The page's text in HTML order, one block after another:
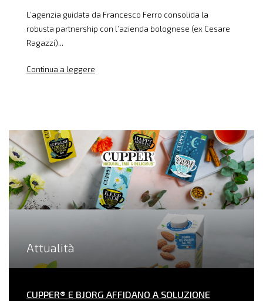
L’agenzia guidata da Francesco Ferro consolida la
robusta partnership con l’azienda bolognese (ex Cesare
Ragazzi)...
Continua a leggere
Attualità
CUPPER® E BJORG AFFIDANO A SOLUZIONE